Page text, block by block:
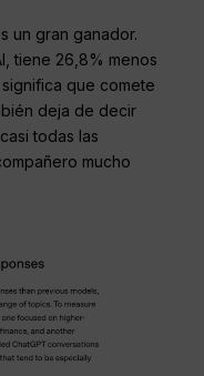
un gran ganador.
tiene 26,8% menos
que comete
deja de decir
todas las
mucho